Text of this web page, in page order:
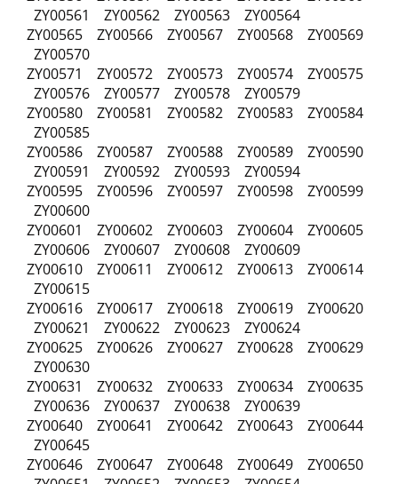
ZY00561 ZY00562 ZY00563 ZY00564
ZY00565 ZY00566 ZY00567 ZY00568 ZY00569
ZY00570
ZY00571 ZY00572 ZY00573 ZY00574 ZY00575
ZY00576 ZY00577 ZY00578 ZY00579
ZY00580 ZY00581 ZY00582 ZY00583 ZY00584
ZY00585
ZY00586 ZY00587 ZY00588 ZY00589 ZY00590
ZY00591 ZY00592 ZY00593 ZY00594
ZY00595 ZY00596 ZY00597 ZY00598 ZY00599
ZY00600
ZY00601 ZY00602 ZY00603 ZY00604 ZY00605
ZY00606 ZY00607 ZY00608 ZY00609
ZY00610 ZY00611 ZY00612 ZY00613 ZY00614
ZY00615
ZY00616 ZY00617 ZY00618 ZY00619 ZY00620
ZY00621 ZY00622 ZY00623 ZY00624
ZY00625 ZY00626 ZY00627 ZY00628 ZY00629
ZY00630
ZY00631 ZY00632 ZY00633 ZY00634 ZY00635
ZY00636 ZY00637 ZY00638 ZY00639
ZY00640 ZY00641 ZY00642 ZY00643 ZY00644
ZY00645
ZY00646 ZY00647 ZY00648 ZY00649 ZY00650